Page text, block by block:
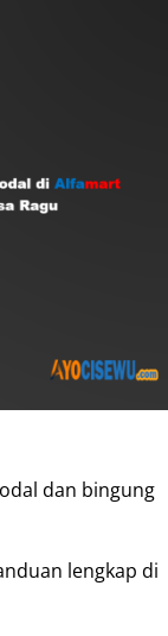
dan bingung
lengkap di